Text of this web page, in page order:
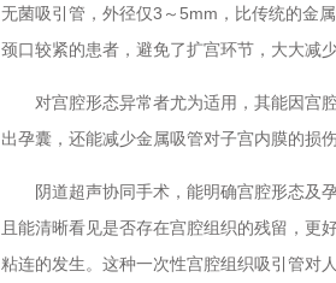
无菌吸引管，外径仅3～5mm，比传统的金
颈口较紧的患者，避免了扩宫环节，大大减
对宫腔形态异常者尤为适用，其能因宫腔
出孕囊，还能减少金属吸管对子宫内膜的损
阴道超声协同手术，能明确宫腔形态及孕
且能清晰看见是否存在宫腔组织的残留，更
粘连的发生。这种一次性宫腔组织吸引管对